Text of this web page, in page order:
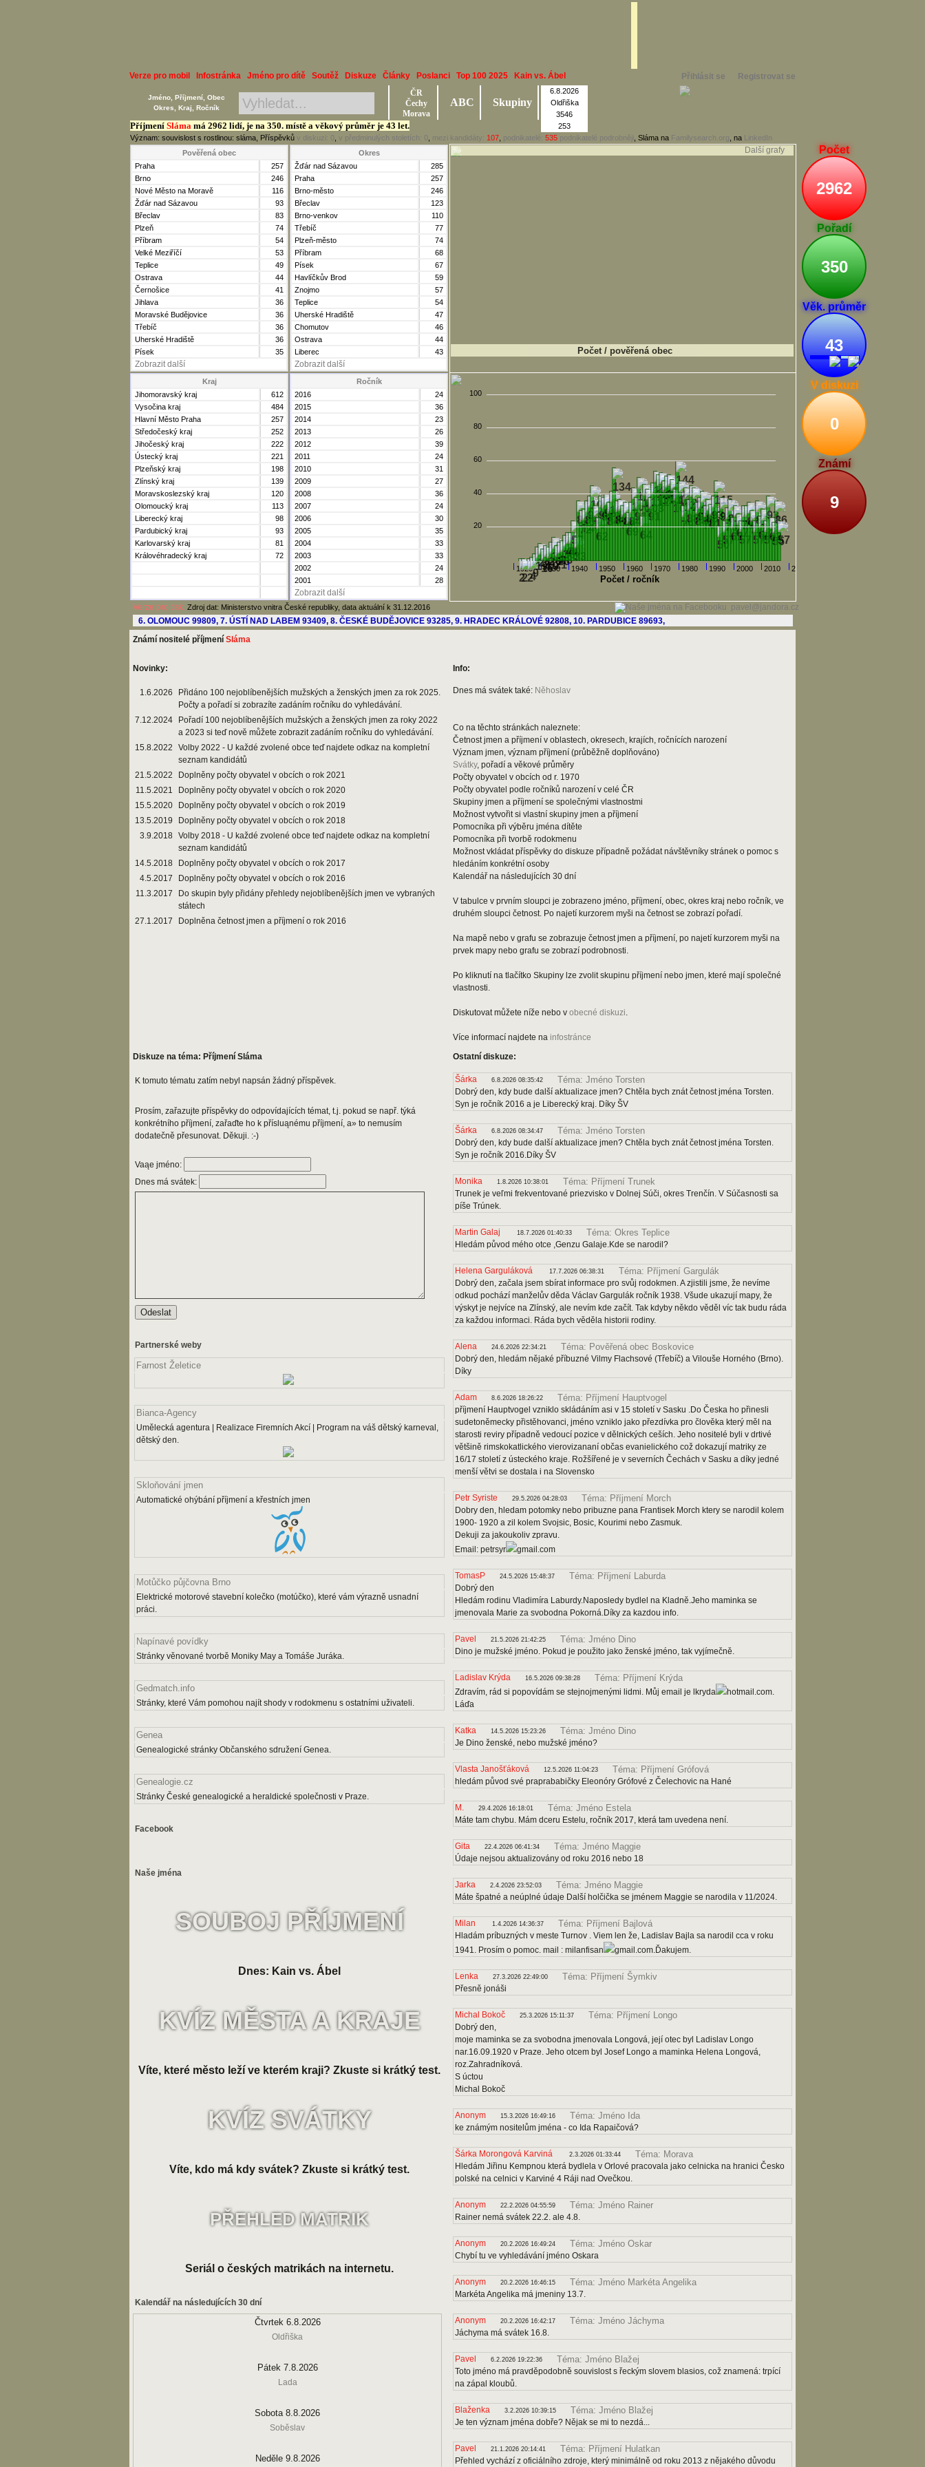
Verze pro mobil Infostránka Jméno pro dítě Soutěž Diskuze Články Poslanci Top 100 2025 Kain vs. Ábel
Další grafy
Přihlásit se Registrovat se
Počet
2962
Pořadí
350
Věk. průměr
43
V diskuzi
0
Známí
9
Příjmení Sláma má 2962 lidí, je na 350. místě a věkový průměr je 43 let.
Význam: souvislost s rostlinou: sláma, Příspěvků v diskuzi: 0 v předminulých stoletích: 0 mezi kandidáty: 107 podnikatelé: 535 podnikatelé podrobněji , Sláma na Familysearch.org , na LinkedIn
Jméno, Příjmení, Obec
Okres, Kraj, Ročník
ČR
Čechy
Morava
ABC Skupiny
6.8.2026
Oldřiška
3546
253
Pověřená obec
Praha
257
Brno
246
Nové Město na Moravě
116
Žďár nad Sázavou
93
Břeclav
83
Plzeň
74
Příbram
54
Velké Meziříčí
53
Teplice
49
Ostrava
44
Černošice
41
Jihlava
36
Moravské Budějovice
36
Třebíč
36
Uherské Hradiště
36
Písek
35
Zobrazit další
Okres
Žďár nad Sázavou
285
Praha
257
Brno-město
246
Břeclav
123
Brno-venkov
110
Třebíč
77
Plzeň-město
74
Příbram
68
Písek
67
Havlíčkův Brod
59
Znojmo
57
Teplice
54
Uherské Hradiště
47
Chomutov
46
Ostrava
44
Liberec
43
Zobrazit další
Počet / pověřená obec
Kraj
Jihomoravský kraj
612
Vysočina kraj
484
Hlavní Město Praha
257
Středočeský kraj
252
Jihočeský kraj
222
Ústecký kraj
221
Plzeňský kraj
198
Zlínský kraj
139
Moravskoslezský kraj
120
Olomoucký kraj
113
Liberecký kraj
98
Pardubický kraj
93
Karlovarský kraj
81
Královéhradecký kraj
72
Ročník
2016
24
2015
36
2014
23
2013
26
2012
39
2011
24
2010
31
2009
27
2008
36
2007
24
2006
30
2005
35
2004
33
2003
33
2002
24
2001
28
Zobrazit další
1920 1930 1940 1950 1960 1970 1980 1990 2000 2010 2020
20
40
60
80
100
Počet / ročník
Verze pro tisk Zdroj dat: Ministerstvo vnitra České republiky, data aktuální k 31.12.2016 pavel@jandora.cz
Známí nositelé příjmení Sláma
Novinky: Info:
1.6.2026
Přidáno 100 nejoblíbenějších mužských a ženských jmen za rok 2025.
Počty a pořadí si zobrazíte zadáním ročníku do vyhledávání.
7.12.2024
Pořadí 100 nejoblíbenějších mužských a ženských jmen za roky 2022
a 2023 si teď nově můžete zobrazit zadáním ročníku do vyhledávání.
15.8.2022
Volby 2022 - U každé zvolené obce teď najdete odkaz na kompletní
seznam kandidátů
21.5.2022
Doplněny počty obyvatel v obcích o rok 2021
11.5.2021
Doplněny počty obyvatel v obcích o rok 2020
15.5.2020
Doplněny počty obyvatel v obcích o rok 2019
13.5.2019
Doplněny počty obyvatel v obcích o rok 2018
3.9.2018 Volby 2018 - U každé zvolené obce teď najdete odkaz na kompletní
seznam kandidátů
14.5.2018
Doplněny počty obyvatel v obcích o rok 2017
4.5.2017
Doplněny počty obyvatel v obcích o rok 2016
11.3.2017
Do skupin byly přidány přehledy nejoblíbenějších jmen ve vybraných
státech
27.1.2017
Doplněna četnost jmen a příjmení o rok 2016
Dnes má svátek také: Něhoslav
Co na těchto stránkách naleznete:
Četnost jmen a příjmení v oblastech, okresech, krajích, ročnících narození
Význam jmen, význam příjmení (průběžně doplňováno)
Svátky, pořadí a věkové průměry
Počty obyvatel v obcích od r. 1970
Počty obyvatel podle ročníků narození v celé ČR
Skupiny jmen a příjmení se společnými vlastnostmi
Možnost vytvořit si vlastní skupiny jmen a příjmení
Pomocníka při výběru jména dítěte
Pomocníka při tvorbě rodokmenu
Možnost vkládat příspěvky do diskuze případně požádat návštěvníky stránek o pomoc s
hledáním konkrétní osoby
Kalendář na následujících 30 dní
V tabulce v prvním sloupci je zobrazeno jméno, příjmení, obec, okres kraj nebo ročník, ve
druhém sloupci četnost. Po najetí kurzorem myši na četnost se zobrazí pořadí.
Na mapě nebo v grafu se zobrazuje četnost jmen a příjmení, po najetí kurzorem myši na
prvek mapy nebo grafu se zobrazí podrobnosti.
Po kliknutí na tlačítko Skupiny lze zvolit skupinu příjmení nebo jmen, které mají společné
vlastnosti.
Diskutovat můžete níže nebo v obecné diskuzi.
Více informací najdete na infostránce
Diskuze na téma: Příjmení Sláma
Ostatní diskuze:
K tomuto tématu zatím nebyl napsán žádný příspěvek.
Prosím, zařazujte příspěvky do odpovídajících témat, t.j. pokud se např. týká
konkrétního příjmení, zařaďte ho k přísluąnému příjmení, a» to nemusím
dodatečně přesunovat. Děkuji. :-)
Vaąe jméno:
Dnes má svátek:
Partnerské weby
Farnost Želetice
Bianca-Agency
Umělecká agentura | Realizace Firemních Akcí | Program na váš dětský karneval,
dětský den.
Skloňování jmen
Automatické ohýbání příjmení a křestních jmen
Motůčko půjčovna Brno
Elektrické motorové stavební kolečko (motúčko), které vám výrazně usnadní
práci.
Napínavé povídky
Stránky věnované tvorbě Moniky May a Tomáše Juráka.
Gedmatch.info
Stránky, které Vám pomohou najít shody v rodokmenu s ostatními uživateli.
Genea
Genealogické stránky Občanského sdružení Genea.
Genealogie.cz
Stránky České genealogické a heraldické společnosti v Praze.
Facebook
Naše jména
SOUBOJ PŘÍJMENÍ
Dnes: Kain vs. Ábel
KVÍZ MĚSTA A KRAJE
Víte, které město leží ve kterém kraji? Zkuste si krátký test.
KVÍZ SVÁTKY
Víte, kdo má kdy svátek? Zkuste si krátký test.
PŘEHLED MATRIK
Seriál o českých matrikách na internetu.
Kalendář na následujících 30 dní
Čtvrtek 6.8.2026
Oldřiška
Pátek 7.8.2026
Lada
Sobota 8.8.2026
Soběslav
Neděle 9.8.2026
Šárka 6.8.2026 08:35:42 Téma: Jméno Torsten
Dobrý den, kdy bude další aktualizace jmen? Chtěla bych znát četnost jména Torsten.
Syn je ročník 2016 a je Liberecký kraj. Díky ŠV
Šárka 6.8.2026 08:34:47 Téma: Jméno Torsten
Dobrý den, kdy bude další aktualizace jmen? Chtěla bych znát četnost jména Torsten.
Syn je ročník 2016.Díky ŠV
Monika 1.8.2026 10:38:01 Téma: Příjmení Trunek
Trunek je veľmi frekventované priezvisko v Dolnej Súči, okres Trenčín. V Súčasnosti sa
píše Trúnek.
Martin Galaj 18.7.2026 01:40:33 Téma: Okres Teplice
Hledám původ mého otce ,Genzu Galaje.Kde se narodil?
Helena Garguláková 17.7.2026 06:38:31 Téma: Příjmení Gargulák
Dobrý den, začala jsem sbírat informace pro svůj rodokmen. A zjistili jsme, že nevíme
odkud pochází manželův děda Václav Gargulák ročník 1938. Všude ukazují mapy, že
výskyt je nejvíce na Zlínský, ale nevím kde začít. Tak kdyby někdo věděl víc tak budu ráda
za každou informaci. Ráda bych věděla historii rodiny.
Alena 24.6.2026 22:34:21 Téma: Pověřená obec Boskovice
Dobrý den, hledám nějaké příbuzné Vilmy Flachsové (Třebíč) a Vilouše Horného (Brno).
Díky
Adam 8.6.2026 18:26:22 Téma: Příjmení Hauptvogel
příjmení Hauptvogel vzniklo skládáním asi v 15 století v Sasku .Do Česka ho přinesli
sudetoněmecky přistěhovanci, jméno vzniklo jako přezdívka pro člověka který měl na
starosti reviry případně vedoucí pozice v dělnických ceších. Jeho nositelé byli v drtivé
většině rimskokatlického vierovizananí občas evanielického což dokazují matriky ze
16/17 století z ústeckého kraje. Rožšířené je v severních Čechách v Sasku a díky jedné
menší větvi se dostala i na Slovensko
Petr Syriste 29.5.2026 04:28:03 Téma: Příjmení Morch
Dobry den, hledam potomky nebo pribuzne pana Frantisek Morch ktery se narodil kolem
1900- 1920 a zil kolem Svojsic, Bosic, Kourimi nebo Zasmuk.
Dekuji za jakoukoliv zpravu.
Email: petrsyr
gmail.com
TomasP 24.5.2026 15:48:37 Téma: Příjmení Laburda
Dobrý den
Hledám rodinu Vladimíra Laburdy.Naposledy bydlel na Kladně.Jeho maminka se
jmenovala Marie za svobodna Pokorná.Díky za kazdou info.
Pavel 21.5.2026 21:42:25 Téma: Jméno Dino
Dino je mužské jméno. Pokud je použito jako ženské jméno, tak vyjímečně.
Ladislav Krýda 16.5.2026 09:38:28 Téma: Příjmení Krýda
Zdravím, rád si popovídám se stejnojmenými lidmi. Můj email je lkryda
hotmail.com.
Láďa
Katka 14.5.2026 15:23:26 Téma: Jméno Dino
Je Dino ženské, nebo mužské jméno?
Vlasta Janošťáková 12.5.2026 11:04:23 Téma: Příjmení Grófová
hledám původ své praprababičky Eleonóry Grófové z Čelechovic na Hané
M. 29.4.2026 16:18:01 Téma: Jméno Estela
Máte tam chybu. Mám dceru Estelu, ročník 2017, která tam uvedena není.
Gita 22.4.2026 06:41:34 Téma: Jméno Maggie
Údaje nejsou aktualizovány od roku 2016 nebo 18
Jarka 2.4.2026 23:52:03 Téma: Jméno Maggie
Máte špatné a neúplné údaje Další holčička se jménem Maggie se narodila v 11/2024.
Milan 1.4.2026 14:36:37 Téma: Příjmení Bajlová
Hladám príbuzných v meste Turnov . Viem len že, Ladislav Bajla sa narodil cca v roku
1941. Prosím o pomoc. mail : milanfisan
gmail.com.Ďakujem.
Lenka 27.3.2026 22:49:00 Téma: Příjmení Šymkiv
Přesně jonáši
Michal Bokoč 25.3.2026 15:11:37 Téma: Příjmení Longo
Dobrý den,
moje maminka se za svobodna jmenovala Longová, její otec byl Ladislav Longo
nar.16.09.1920 v Praze. Jeho otcem byl Josef Longo a maminka Helena Longová,
roz.Zahradníková.
S úctou
Michal Bokoč
Anonym 15.3.2026 16:49:16 Téma: Jméno Ida
ke známým nositelům jména - co Ida Rapaičová?
Šárka Morongová Karviná 2.3.2026 01:33:44 Téma: Morava
Hledám Jiřinu Kempnou která bydlela v Orlové pracovala jako celnicka na hranici Česko
polské na celnici v Karviné 4 Ráji nad Ovečkou.
Anonym 22.2.2026 04:55:59 Téma: Jméno Rainer
Rainer nemá svátek 22.2. ale 4.8.
Anonym 20.2.2026 16:49:24 Téma: Jméno Oskar
Chybí tu ve vyhledávání jméno Oskara
Anonym 20.2.2026 16:46:15 Téma: Jméno Markéta Angelika
Markéta Angelika má jmeniny 13.7.
Anonym 20.2.2026 16:42:17 Téma: Jméno Jáchyma
Jáchyma má svátek 16.8.
Pavel 6.2.2026 19:22:36 Téma: Jméno Blažej
Toto jméno má pravděpodobně souvislost s řeckým slovem blasios, což znamená: trpící
na zápal kloubů.
Blaženka 3.2.2026 10:39:15 Téma: Jméno Blažej
Je ten význam jména dobře? Nějak se mi to nezdá...
Pavel 21.1.2026 20:14:41 Téma: Příjmení Hulatkan
Přehled vychází z oficiálního zdroje, který minimálně od roku 2013 z nějakého důvodu